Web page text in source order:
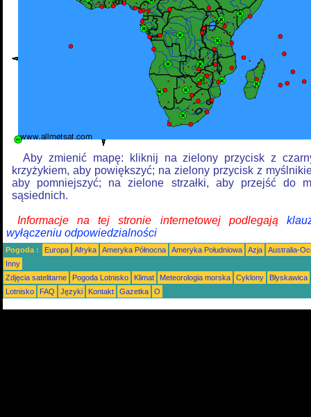
Aby zmienić mapę: kliknij na zielony przycisk z
krzyżykiem, aby powiększyć; na zielony przycisk z
aby pomniejszyć; na zielone strzałki, aby przejść do
sąsiednich.
Informacje na tej stronie internetowej podlegają
wyłączeniu odpowiedzialności
Pogoda : Europa Afryka Ameryka Północna Ameryka Południowa Azja
Australia-
Inny
Zdjęcia satelitarne
Pogoda Lotnisko Klimat Meteorologia morska Cyklony
Błyskawica
Lotnisko
FAQ Języki Kontakt Gazetka O